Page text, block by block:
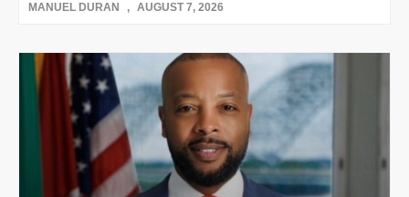
MANUEL DURAN AUGUST 7, 2026